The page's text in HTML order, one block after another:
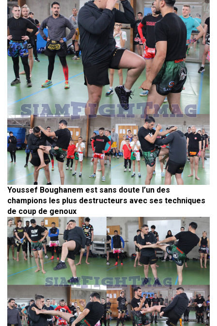
Youssef Boughanem est sans doute l’un des
champions les plus destructeurs avec ses techniques
de coup de genoux